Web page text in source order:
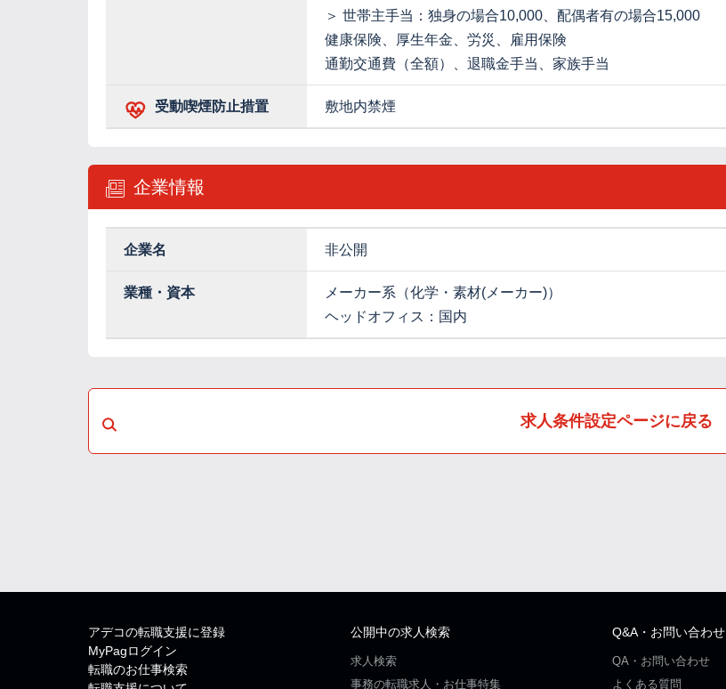
＞ 世帯主手当：独身の場合10,000、配偶者有の場合15,000
健康保険、厚生年金、労災、雇用保険
通勤交通費（全額）、退職金手当、家族手当
受動喫煙防止措置 敷地内禁煙
企業情報
企業名 非公開
業種・資本
メーカー系（化学・素材(メーカー)）
ヘッドオフィス：国内
求人条件設定ページに戻る
アデコの転職支援に登録
MyPagログイン
転職のお仕事検索
公開中の求人検索
求人検索
事務の転職求人・お仕事特集
Q&A・お問い合わせ
QA・お問い合わせ
よくある質問